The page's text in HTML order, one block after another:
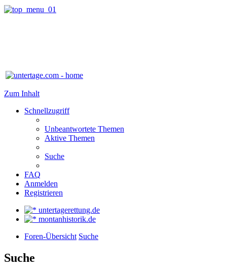
Zum Inhalt
Schnellzugriff
Unbeantwortete Themen
Aktive Themen
Suche
FAQ
Anmelden
Registrieren
untertagerettung.de
montanhistorik.de
Foren-Übersicht Suche
Suche